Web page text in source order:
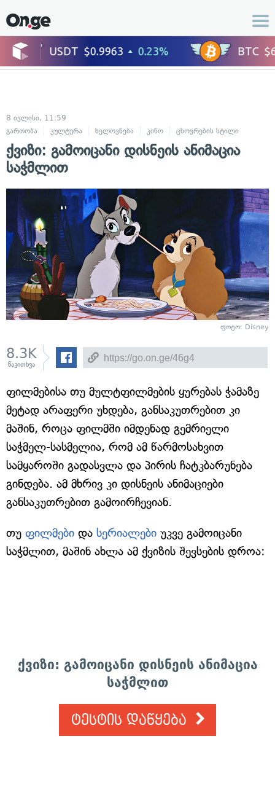
8 ივლისი, 11:59
გართობა
კულტურა ხელოვნება კინო ცხოვრების სტილი
ქვიზი: გამოიცანი დისნეის ანიმაცია
საჭმლით
ფოტო: Disney
8.3K
წაკითხვა
ფილმებისა თუ მულტფილმების ყურებას ჭამაზე
მეტად არაფერი უხდება, განსაკუთრებით კი
მაშინ, როცა ფილმში იმდენად გემრიელი
საჭმელ-სასმელია, რომ ამ წარმოსახვით
სამყაროში გადასვლა და პირის ჩატკბარუნება
გინდება. ამ მხრივ კი დისნეის ანიმაციები
განსაკუთრებით გამოირჩევიან.
თუ ფილმები და სერიალები უკვე გამოიცანი
საჭმლით, მაშინ ახლა ამ ქვიზის შევსების დროა:
ქვიზი: გამოიცანი დისნეის ანიმაცია
საჭმლით
ტესტის დაწყება